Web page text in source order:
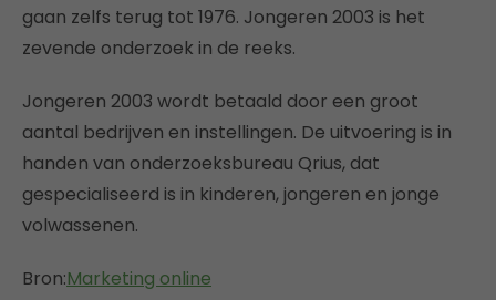
gaan zelfs terug tot 1976. Jongeren 2003 is het
zevende onderzoek in de reeks.
Jongeren 2003 wordt betaald door een groot
aantal bedrijven en instellingen. De uitvoering is in
handen van onderzoeksbureau Qrius, dat
gespecialiseerd is in kinderen, jongeren en jonge
volwassenen.
Bron:Marketing online